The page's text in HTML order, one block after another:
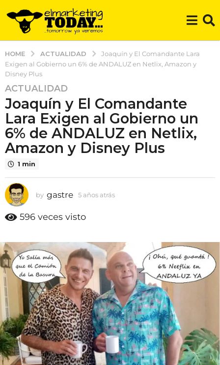
HOME ACTUALIDAD
Joaquín y El Comandante Lara
Exigen al Gobierno un 6% de ANDALUZ en Netlix, Amazon y
Disney Plus
5
a
ñ
o
s
a
á
s
5
a
o
s
a
t
r
á
s
ACTUALIDAD
Joaquín y El Comandante
Lara Exigen al Gobierno un
6% de ANDALUZ en Netlix,
Amazon y Disney Plus
1 min
by gastre 5 años atrás
a
á
596 veces visto